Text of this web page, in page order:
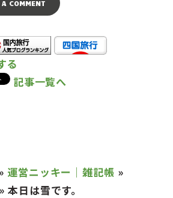
る
記事一覧へ
運営ニッキー｜雑記帳 »
» 本日は雪です。